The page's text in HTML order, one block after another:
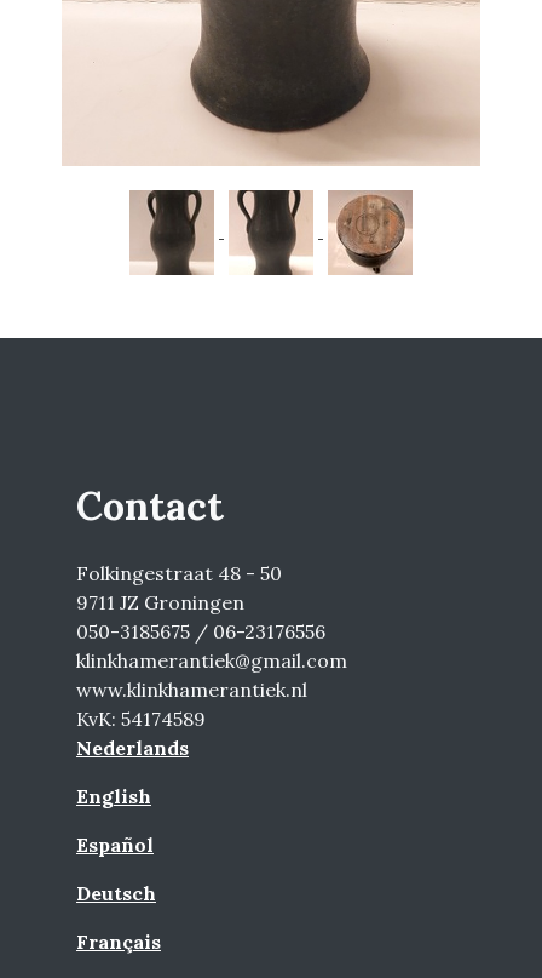
Contact
Folkingestraat 48 - 50
9711 JZ Groningen
050-3185675 / 06-23176556
klinkhamerantiek@gmail.com
www.klinkhamerantiek.nl
KvK: 54174589
Nederlands
English
Español
Deutsch
Français